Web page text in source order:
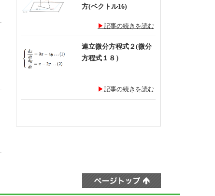
方(ベクトル16)
記事の続きを読む
連立微分方程式２(微分
方程式１８）
記事の続きを読む